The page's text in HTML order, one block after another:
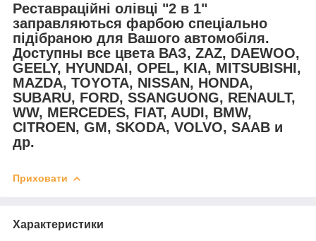
Реставраційні олівці "2 в 1"
заправляються фарбою спеціально
підібраною для Вашого автомобіля.
Доступны все цвета ВАЗ, ZAZ, DAEWOO,
GEELY, HYUNDAI, OPEL, KIA, MITSUBISHI,
MAZDA, TOYOTA, NISSAN, HONDA,
SUBARU, FORD, SSANGUONG, RENAULT,
WW, MERCEDES, FIAT, AUDI, BMW,
CITROEN, GM, SKODA, VOLVO, SAAB и
др.
Приховати
Характеристики